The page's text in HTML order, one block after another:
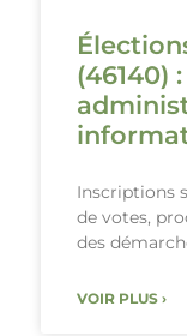
(46140)
Inscriptions
de votes,
des
VOIR PLUS ›